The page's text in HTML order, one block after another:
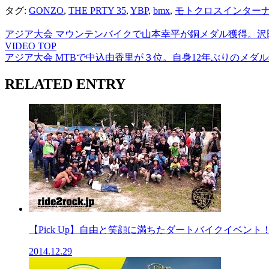
タグ: GONZO, THE PRTY 35, YBP, bmx, モトクロスインター
アジア大会 マウンテンバイクで山本幸平が銅メダル獲得。沢
VIDEO TOP
アジア大会 MTBで中込由香里が３位。自身12年ぶりのメダル
RELATED ENTRY
【Pick Up】自由と笑顔に満ちたダートバイクイベント
2014.12.29